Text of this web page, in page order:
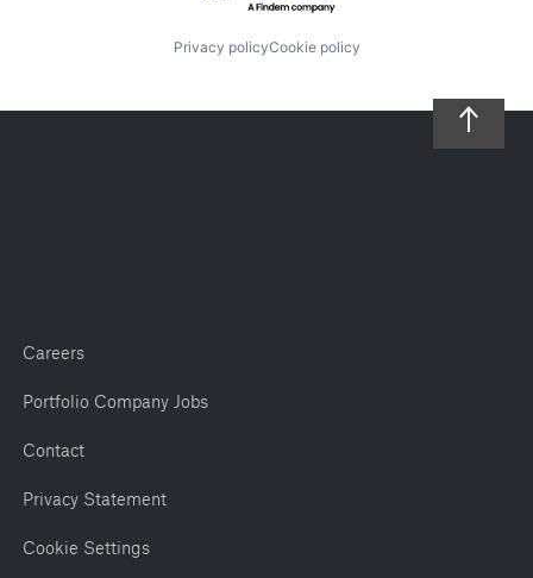
Privacy policyCookie policy
Careers
Portfolio Company Jobs
Contact
Privacy Statement
Cookie Settings